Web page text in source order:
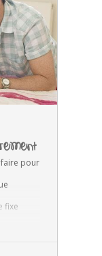
faire pour
fixe